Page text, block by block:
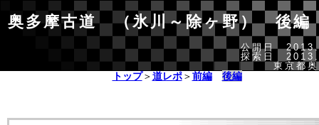
奥多摩古道 （氷川～除ヶ野）後編
公開日
探索日
東京都
トップ＞道レポ＞前編 後編